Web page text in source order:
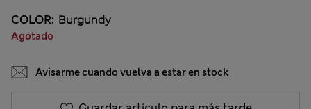
COLOR: Burgundy
Agotado
Avisarme cuando vuelva a estar en stock